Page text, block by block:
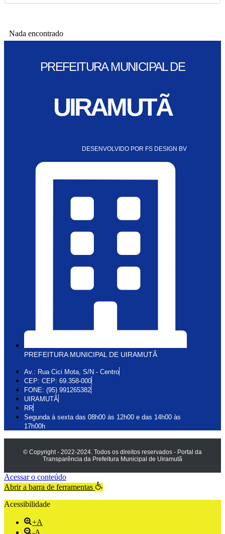
Nada encontrado
PREFEITURA MUNICIPAL DE
UIRAMUTÃ
DESENVOLVIDO POR FS DESIGN BV
PREFEITURA MUNICIPAL DE UIRAMUTÃ
Av.: Rua Cici Mota, S/N - Centro
CEP: CEP: 69.358-000
FONE: (95) 991265382
UIRAMUTÃ
RR
Segunda à sexta das 08h00 às 12h00 e das 14h00 às
17h00h
© Copyright - 2022-2024. Todos os direitos reservados - Portal da
Transparência da Prefeitura Municipal de Uiramutã
Acessar o conteúdo
Abrir a barra de ferramentas
Acessibilidade
+A
-A